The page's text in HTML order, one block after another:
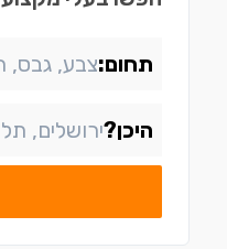
תחום:
היכן?